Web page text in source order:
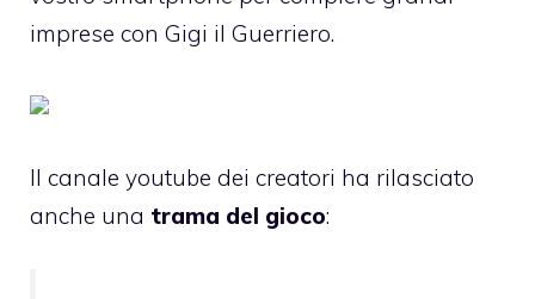
imprese con Gigi il Guerriero.
Il canale youtube dei creatori ha rilasciato
anche una trama del gioco: